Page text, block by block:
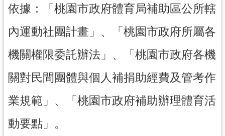
體
局
機
關
通
訊
錄
場
館
依據：「桃園市政府體育局補助區公所轄
內運動社團計畫」、「桃園市政府所屬各
機關權限委託辦法」、「桃園市政府各機
關對民間團體與個人補捐助經費及管考作
業規範」、「桃園市政府補助辦理體育活
動要點」。